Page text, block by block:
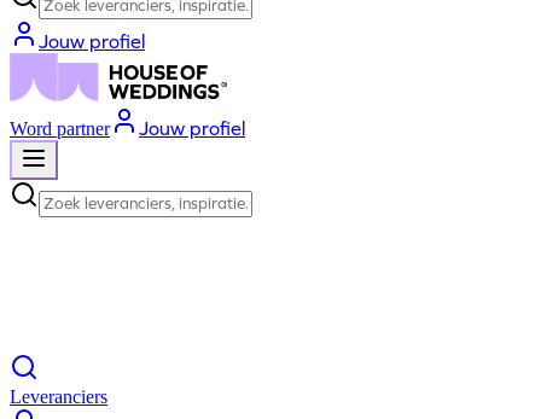
Jouw profiel
Word partner Jouw profiel
Zoek leveranciers, inspiratie...
Leveranciers